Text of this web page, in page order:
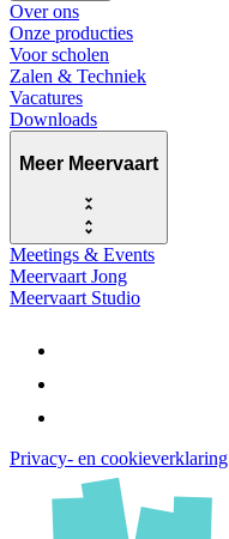
Over ons
Onze producties
Voor scholen
Zalen & Techniek
Vacatures
Downloads
Meer Meervaart
Meetings & Events
Meervaart Jong
Meervaart Studio
Privacy- en cookieverklaring